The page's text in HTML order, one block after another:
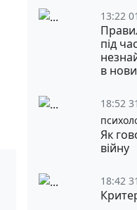
13:22
під
в
18:52
Як
війну
18:42